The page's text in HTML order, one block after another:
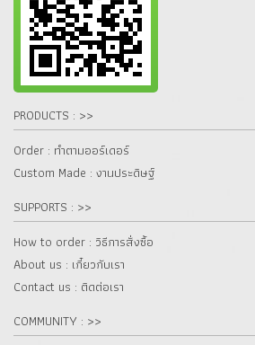
PRODUCTS : >>
Order : ทำตามออร์เดอร์
Custom Made : งานประดิษฐ์
SUPPORTS : >>
How to order : วิธีการสั่งซื้อ
About us : เกี๋ยวกับเรา
Contact us : ติดต่อเรา
COMMUNITY : >>